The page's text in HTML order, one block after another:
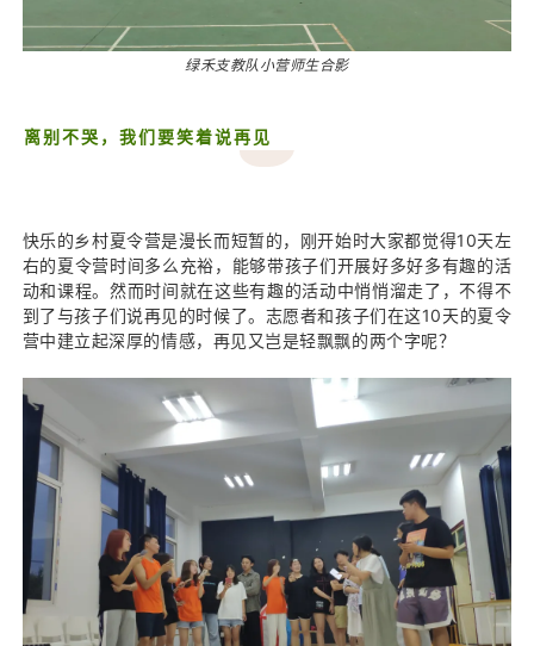
绿禾支教队小营师生合影
离别不哭，我们要笑着说再见
快乐的乡村夏令营是漫长而短暂的，刚开始时大家都觉得10天左
右的夏令营时间多么充裕，能够带孩子们开展好多好多有趣的活
动和课程。然而时间就在这些有趣的活动中悄悄溜走了，不得不
到了与孩子们说再见的时候了。志愿者和孩子们在这10天的夏令
营中建立起深厚的情感，再见又岂是轻飘飘的两个字呢？